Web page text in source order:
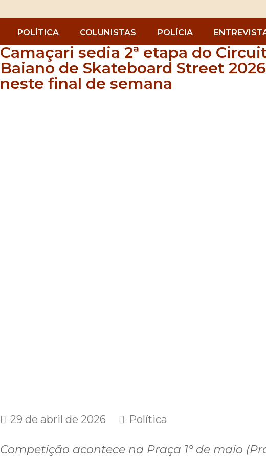
POLÍTICA COLUNISTAS POLÍCIA
Camaçari sedia 2ª etapa do
Baiano de Skateboard Street 2026
neste final de semana
29 de abril de 2026 Política
Competição acontece na Praça 1° de maio